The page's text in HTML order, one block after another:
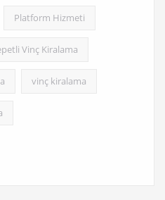
Platform Hizmeti
Vinç Kiralama
vinç kiralama